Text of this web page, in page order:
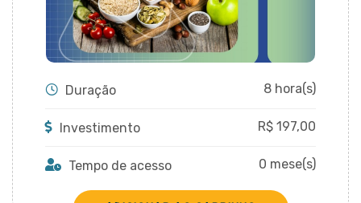
CADASTRAR
Duração 8 hora(s)
Investimento R$ 197,00
Tempo de acesso 0 mese(s)